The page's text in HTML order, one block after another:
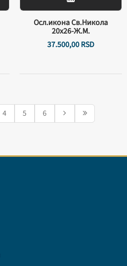
Осл.икона Св.Никола
20х26-Ж.М.
37.500,00RSD
4 5 6